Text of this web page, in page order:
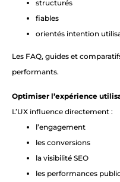
structurés
fiables
orientés intention
Les FAQ, guides et
performants.
Optimiser l’expérience
L’UX influence directement :
l’engagement
les conversions
la visibilité SEO
les performances